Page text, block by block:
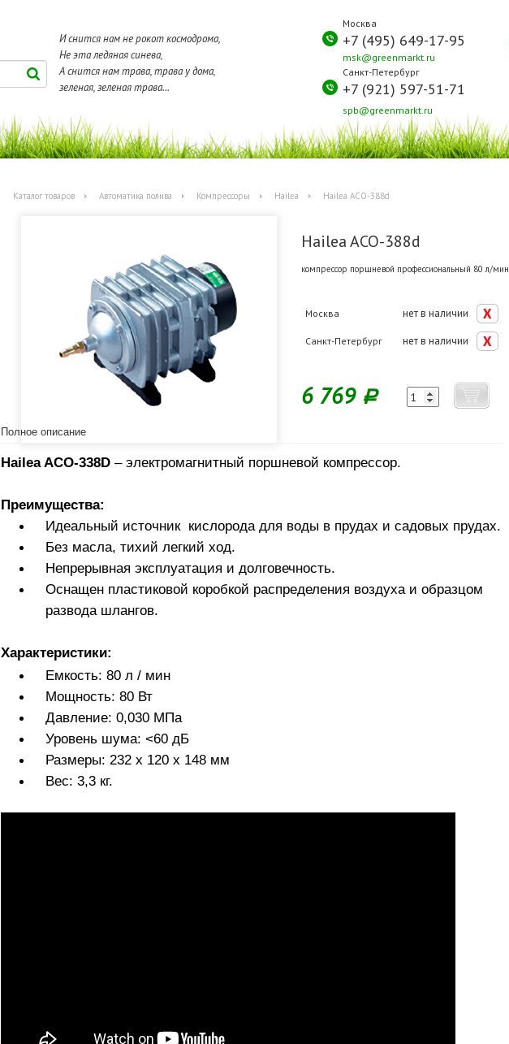
И снится нам не рокот космодрома,
Не эта ледяная синева,
А снится нам трава, трава у дома,
зеленая, зеленая трава...
Москва
+7 (495) 649-17-95
msk@greenmarkt.ru
Санкт-Петербург
+7 (921) 597-51-71
spb@greenmarkt.ru
Каталог товаров Автоматика полива Компрессоры Hailea Hailea ACO-388d
Hailea ACO-388d
компрессор поршневой профессиональный 80 л/мин
Москва нет в наличии
Санкт-Петербург нет в наличии
6 769 Р
Полное описание
Hailea ACO-338D– электромагнитный поршневой компрессор.
Преимущества:
Идеальный источник кислорода для воды в прудах и садовых прудах.
Без масла, тихий легкий ход.
Непрерывная эксплуатация и долговечность.
Оснащен пластиковой коробкой распределения воздуха и образцом
развода шлангов.
Характеристики:
Емкость: 80 л / мин
Мощность: 80 Вт
Давление: 0,030 МПа
Уровень шума: <60 дБ
Размеры: 232 х 120 х 148 мм
Вес: 3,3 кг.